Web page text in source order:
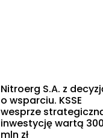
Nitroerg S.A. z
o wsparciu. KSSE
wesprze
inwestycję wartą 300
mln zł